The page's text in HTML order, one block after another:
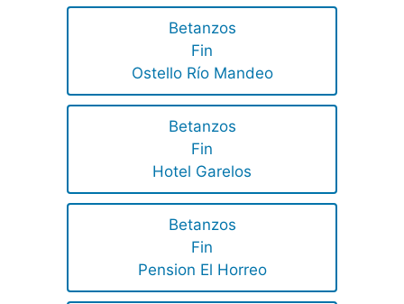
Betanzos
Fin
Ostello Río Mandeo
Betanzos
Fin
Hotel Garelos
Betanzos
Fin
Pension El Horreo